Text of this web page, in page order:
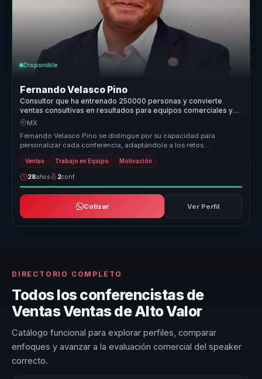
Disponible
Fernando Velasco Pino
Consultor que ha entrenado 250000 personas y convierte
ventas consultivas en resultados para equipos comerciales y
lideres.
MX
Fernando Velasco Pino se distingue por su capacidad para
personalizar cada conferencia, adaptándola a los retos
específicos de cada empre...
Ventas Trabajo en Equipo Motivación
28años 2conf.
Cotizar Ver Perfil
DIRECTORIO COMPLETO
Todos los conferencistas de
Ventas Ventas de Alto Valor
Catálogo funcional para explorar perfiles, comparar
enfoques y avanzar a la evaluación comercial del speaker
correcto.